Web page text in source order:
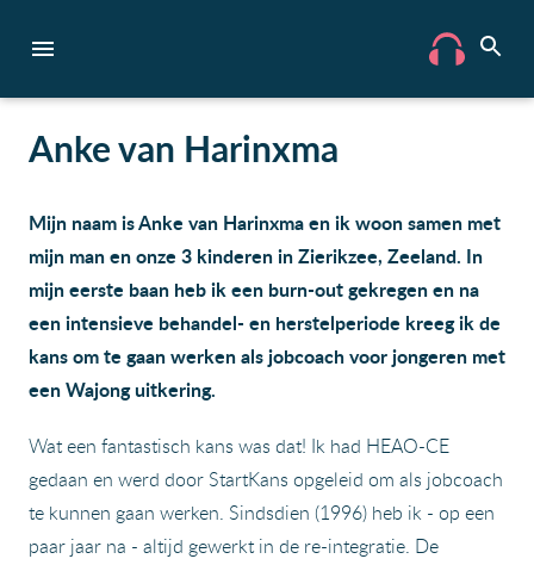
Anke van Harinxma
Mijn naam is Anke van Harinxma en ik woon samen met
mijn man en onze 3 kinderen in Zierikzee, Zeeland. In
mijn eerste baan heb ik een burn-out gekregen en na
een intensieve behandel- en herstelperiode kreeg ik de
kans om te gaan werken als jobcoach voor jongeren met
een Wajong uitkering.
Wat een fantastisch kans was dat! Ik had HEAO-CE
gedaan en werd door StartKans opgeleid om als jobcoach
te kunnen gaan werken. Sindsdien (1996) heb ik - op een
paar jaar na - altijd gewerkt in de re-integratie. De